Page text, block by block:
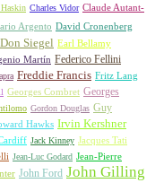
Charles Vidor Claude Autant-
Argento David Cronenberg
Don Siegel Earl Bellamy
Martín Federico Fellini
Freddie Francis Fritz Lang
Georges Combret Georges
Gordon Douglas Guy
Hawks Irvin Kershner
Jack Kinney Jacques Tati
Jean-Luc Godard Jean-Pierre
John Ford John Gilling